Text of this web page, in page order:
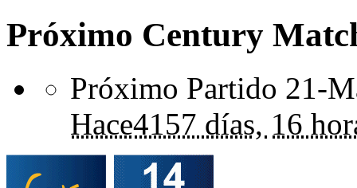
Próximo Century
Próximo Partido 21-
Hace4157 días, 16